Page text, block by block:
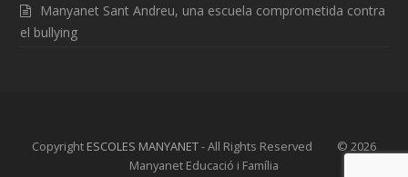
Manyanet Sant Andreu, una escuela comprometida contra
el bullying
Copyright ESCOLES MANYANET- All Rights Reserved © 2026
Manyanet Educació i Família